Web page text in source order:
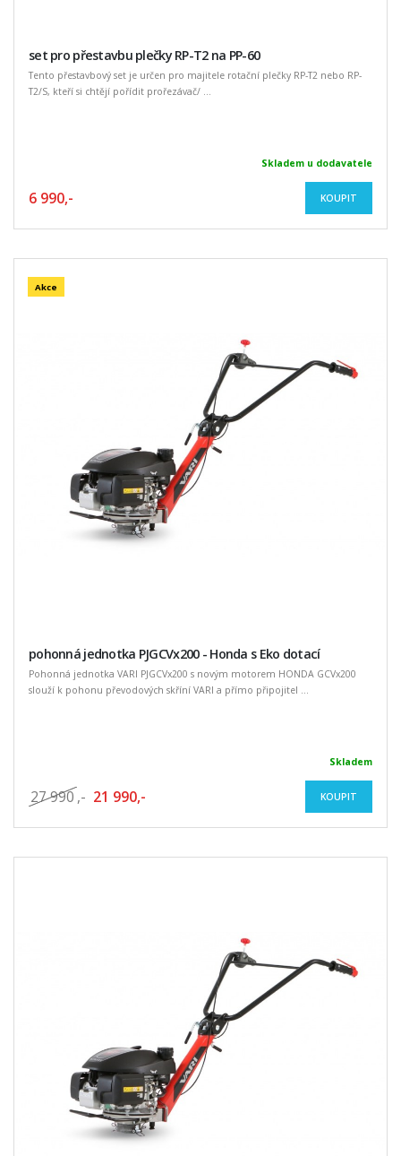
set pro přestavbu plečky RP-T2 na PP-60
Tento přestavbový set je určen pro majitele rotační plečky RP-T2 nebo RP-
T2/S, kteří si chtějí pořídit prořezávač/ ...
Skladem u dodavatele
6 990,- KOUPIT
Akce
pohonná jednotka PJGCVx200 - Honda s Eko dotací
Pohonná jednotka VARI PJGCVx200 s novým motorem HONDA GCVx200
slouží k pohonu převodových skříní VARI a přímo připojitel ...
Skladem
27 990 ,- 21 990,- KOUPIT